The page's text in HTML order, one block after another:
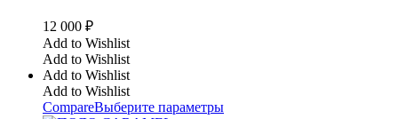
12 000 ₽
Add to Wishlist
Add to Wishlist
Add to Wishlist
Add to Wishlist
CompareВыберите параметры